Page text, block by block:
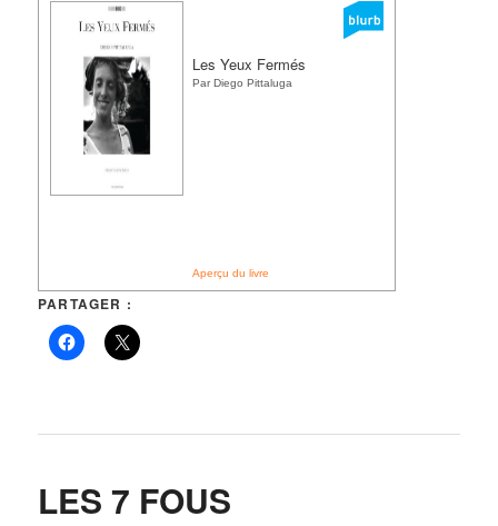
Les Yeux Fermés
Par Diego Pittaluga
Aperçu du livre
PARTAGER :
LES 7 FOUS